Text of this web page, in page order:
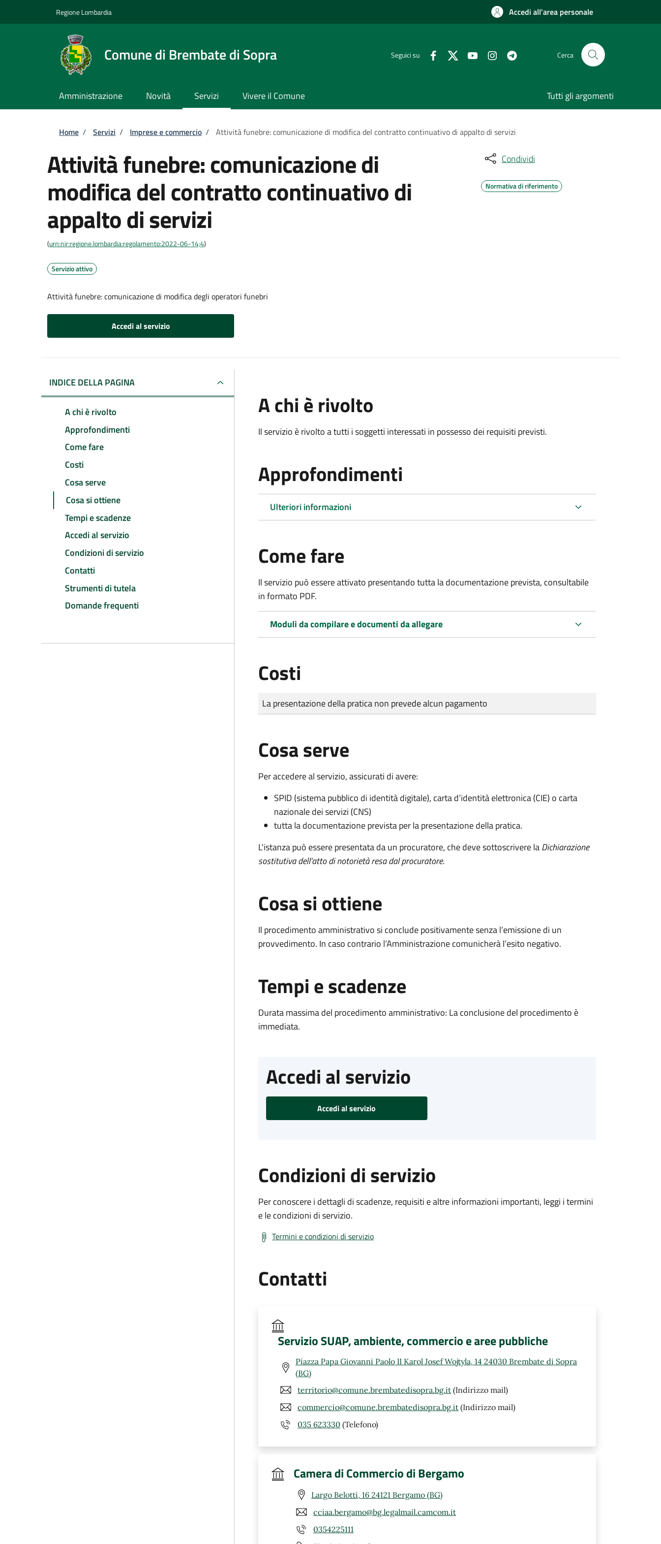
Regione Lombardia Accedi all'area personale
Comune di Brembate di Sopra Seguici su Cerca
Amministrazione Novità Servizi Vivere il Comune Tutti gli argomenti
Briciole di pane
Home / Servizi / Imprese e commercio / Attività funebre: comunicazione di modifica del contratto continuativo di appalto di servizi
Attività funebre: comunicazione di
modifica del contratto continuativo di
appalto di servizi
(urn:nir:regione.lombardia:regolamento:2022-06-14;4)
Servizio attivo
Attività funebre: comunicazione di modifica degli operatori funebri
Accedi al servizio
Condividi
Normativa di riferimento
INDICE DELLA PAGINA
A chi è rivolto
Approfondimenti
Come fare
Costi
Cosa serve
Cosa si ottiene
Tempi e scadenze
Accedi al servizio
Condizioni di servizio
Contatti
Strumenti di tutela
Domande frequenti
A chi è rivolto
Il servizio è rivolto a tutti i soggetti interessati in possesso dei requisiti previsti.
Approfondimenti
Ulteriori informazioni
Come fare
Il servizio può essere attivato presentando tutta la documentazione prevista, consultabile
in formato PDF.
Moduli da compilare e documenti da allegare
Costi
Tipo di pagamento
Importo
La presentazione della pratica non prevede alcun pagamento
Cosa serve
Per accedere al servizio, assicurati di avere:
SPID (sistema pubblico di identità digitale), carta d’identità elettronica (CIE) o carta
nazionale dei servizi (CNS)
tutta la documentazione prevista per la presentazione della pratica.
L'istanza può essere presentata da un procuratore, che deve sottoscrivere laDichiarazione
sostitutiva dell'atto di notorietà resa dal procuratore.
Cosa si ottiene
Il procedimento amministrativo si conclude positivamente senza l’emissione di un
provvedimento. In caso contrario l’Amministrazione comunicherà l’esito negativo.
Tempi e scadenze
Durata massima del procedimento amministrativo: La conclusione del procedimento è
immediata.
Accedi al servizio
Accedi al servizio
Condizioni di servizio
Per conoscere i dettagli di scadenze, requisiti e altre informazioni importanti, leggi i termini
e le condizioni di servizio.
Termini e condizioni di servizio
Contatti
Servizio SUAP, ambiente, commercio e aree pubbliche
Piazza Papa Giovanni Paolo II Karol Josef Wojtyla, 14 24030 Brembate di Sopra
(BG)
territorio@comune.brembatedisopra.bg.it (Indirizzo mail)
commercio@comune.brembatedisopra.bg.it (Indirizzo mail)
035 623330 (Telefono)
Camera di Commercio di Bergamo
Largo Belotti, 16 24121 Bergamo (BG)
cciaa.bergamo@bg.legalmail.camcom.it
0354225111